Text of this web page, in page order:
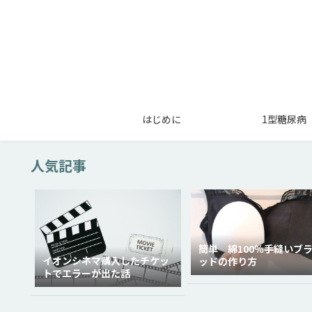
はじめに 1型糖尿病
人気記事
イオンシネマ購入したチケッ
トでエラーが出た話
簡単 綿100％手縫いブ
ッドの作り方